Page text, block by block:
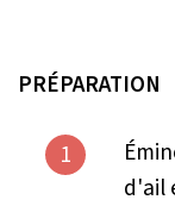
PRÉPARATION
1
d'ail